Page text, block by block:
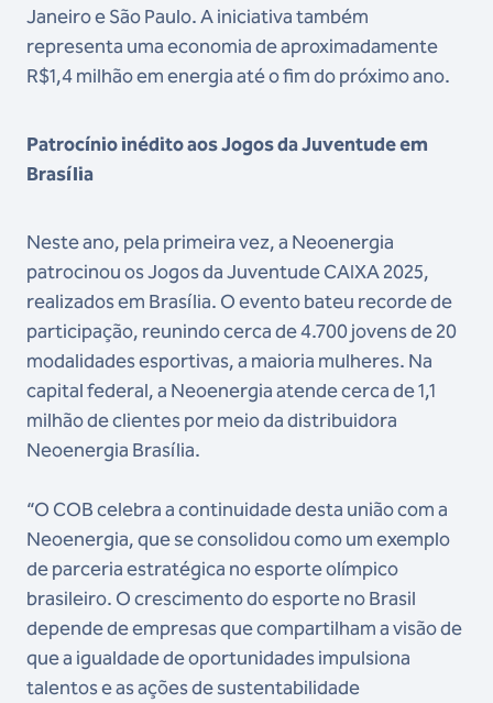
Janeiro e São Paulo. A iniciativa também
representa uma economia de aproximadamente
R$1,4 milhão em energia até o fim do próximo ano.
Patrocínio inédito aos Jogos da Juventude em
Brasília
Neste ano, pela primeira vez, a Neoenergia
patrocinou os Jogos da Juventude CAIXA 2025,
realizados em Brasília. O evento bateu recorde de
participação, reunindo cerca de 4.700 jovens de 20
modalidades esportivas, a maioria mulheres. Na
capital federal, a Neoenergia atende cerca de 1,1
milhão de clientes por meio da distribuidora
Neoenergia Brasília.
“O COB celebra a continuidade desta união com a
Neoenergia, que se consolidou como um exemplo
de parceria estratégica no esporte olímpico
brasileiro. O crescimento do esporte no Brasil
depende de empresas que compartilham a visão de
que a igualdade de oportunidades impulsiona
talentos e as ações de sustentabilidade